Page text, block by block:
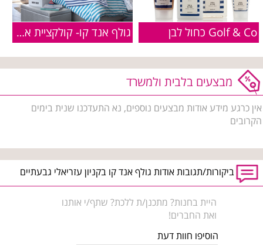
Golf & Co כחול לבן גולף אנד קו- קולקציית אביב קיץ 2016
מבצעים בלבית ולמשרד
אין כרגע מידע אודות מבצעים נוספים, נא התעדכנו שנית בימים
הקרובים
ביקורות/תגובות אודות גולף אנד קו בקניון עזריאלי גבעתיים
היית בחנות? מתכנן/ת ללכת? שתף/י אותנו
ואת החברים!
הוסיפו חוות דעת